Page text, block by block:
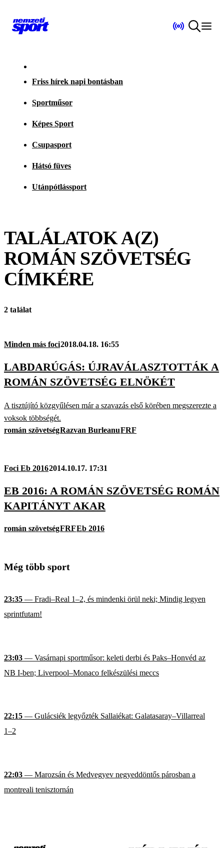
Friss hírek napi bontásban
Sportműsor
Képes Sport
Csupasport
Hátsó füves
Utánpótlássport
TALÁLATOK A(Z)
ROMÁN SZÖVETSÉG
CÍMKÉRE
2 találat
Minden más foci2018.04.18. 16:55
LABDARÚGÁS: ÚJRAVÁLASZTOTTÁK A
ROMÁN SZÖVETSÉG ELNÖKÉT
A tisztújító közgyűlésen már a szavazás első körében megszerezte a
voksok többségét.
román szövetségRazvan BurleanuFRF
Foci Eb 20162014.10.17. 17:31
EB 2016: A ROMÁN SZÖVETSÉG ROMÁN
KAPITÁNYT AKAR
román szövetségFRFEb 2016
Még több sport
23:35 — Fradi–Real 1–2, és mindenki örül neki; Mindig legyen
sprintfutam!
23:03 — Vasárnapi sportműsor: keleti derbi és Paks–Honvéd az
NB I-ben; Liverpool–Monaco felkészülési meccs
22:15 — Gulácsiék legyőzték Sallaiékat: Galatasaray–Villarreal
1–2
22:03 — Marozsán és Medvegyev negyeddöntős párosban a
montreali tenisztornán